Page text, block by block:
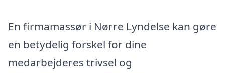
En firmamassør i Nørre Lyndelse kan gøre
en betydelig forskel for dine
medarbejderes trivsel og